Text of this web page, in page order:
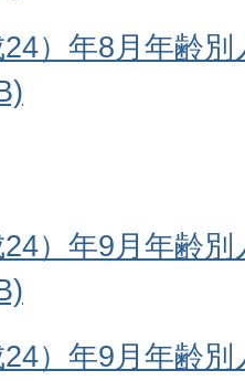
）年8月年齢
）年9月年齢
）年9月年齢